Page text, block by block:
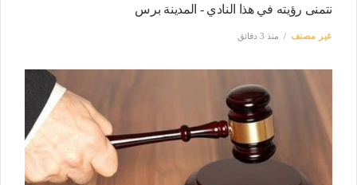
نتمنى رؤيته في هذا النادي - المدينة برس
غير مصنف منذ 3 دقائق